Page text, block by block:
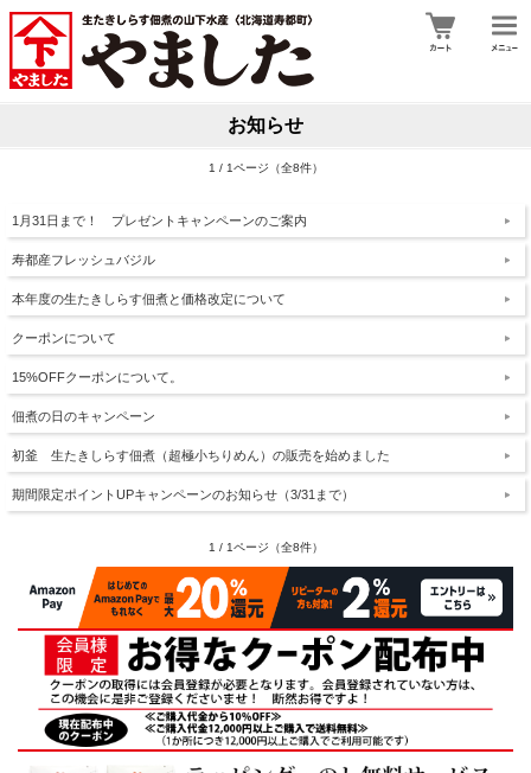
お知らせ
1 / 1ページ（全8件）
1月31日まで！ プレゼントキャンペーンのご案内
寿都産フレッシュバジル
本年度の生たきしらす佃煮と価格改定について
クーポンについて
15%OFFクーポンについて。
佃煮の日のキャンペーン
初釜 生たきしらす佃煮（超極小ちりめん）の販売を始めました
期間限定ポイントUPキャンペーンのお知らせ（3/31まで）
1 / 1ページ（全8件）